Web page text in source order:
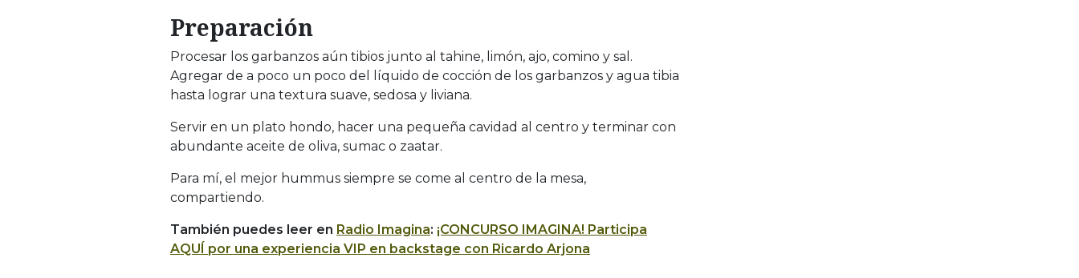
Preparación
Procesar los garbanzos aún tibios junto al tahine, limón, ajo, comino y sal.
Agregar de a poco un poco del líquido de cocción de los garbanzos y agua tibia
hasta lograr una textura suave, sedosa y liviana.
Servir en un plato hondo, hacer una pequeña cavidad al centro y terminar con
abundante aceite de oliva, sumac o zaatar.
Para mí, el mejor hummus siempre se come al centro de la mesa,
compartiendo.
También puedes leer en Radio Imagina: ¡CONCURSO IMAGINA! Participa
AQUÍ por una experiencia VIP en backstage con Ricardo Arjona